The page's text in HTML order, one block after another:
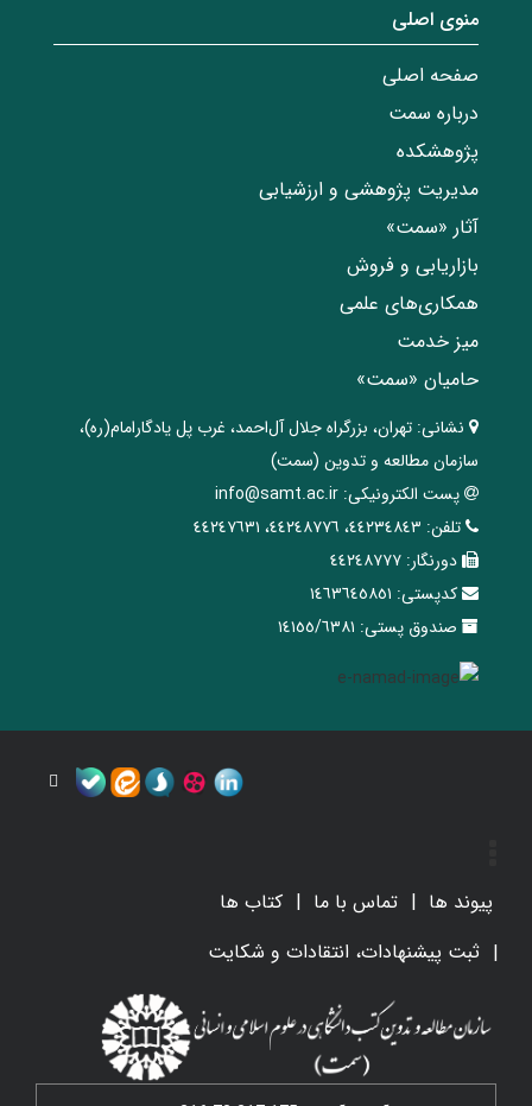
منوی اصلی
صفحه اصلی
درباره سمت
پژوهشکده
مدیریت پژوهشی و ارزشیابی
آثار «سمت»
بازاریابی و فروش
همکاری‌های علمی
میز خدمت
حامیان «سمت»
نشانی: تهران، ‌بزرگراه ‌جلال آل‌احمد، غرب پل يادگار‌امام(ره)‌،
سازمان مطالعه و تدوین‌ (سمت)
پست الکترونیکی: info@samt.ac.ir
تلفن: ٤٤٢٣٤٨٤٣، ٤٤٢٤٨٧٧٦، ٤٤٢٤٧٦٣١
دورنگار: ٤٤٢٤٨٧٧٧
کدپستی: ١٤٦٣٦٤٥٨٥١
صندوق پستی: ١٤١٥٥/٦٣٨١
پیوند ها تماس با ما
کتاب ها
ثبت پیشنهادات، انتقادات و شکایت